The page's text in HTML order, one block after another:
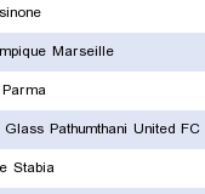
Marseille
Stabia